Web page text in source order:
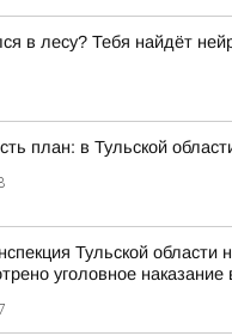
в лесу? Тебя найдёт
план: в Тульской
Тульской
уголовное